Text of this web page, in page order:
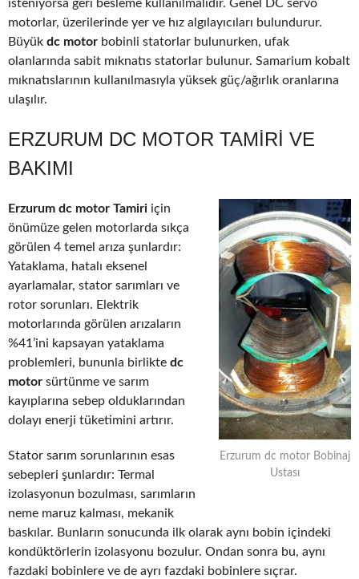
isteniyorsa geri besleme kullanılmalıdır. Genel DC servo
motorlar, üzerilerinde yer ve hız algılayıcıları bulundurur.
Büyük dc motor bobinli statorlar bulunurken, ufak
olanlarında sabit mıknatıs statorlar bulunur. Samarium kobalt
mıknatıslarının kullanılmasıyla yüksek güç/ağırlık oranlarına
ulaşılır.
ERZURUM DC MOTOR TAMIRI VE
BAKIMI
Erzurum dc motor Bobinaj
Ustası
Erzurum dc motor Tamiri için
önümüze gelen motorlarda sıkça
görülen 4 temel arıza şunlardır:
Yataklama, hatalı eksenel
ayarlamalar, stator sarımları ve
rotor sorunları. Elektrik
motorlarında görülen arızaların
%41’ini kapsayan yataklama
problemleri, bununla birlikte dc
motor sürtünme ve sarım
kayıplarına sebep olduklarından
dolayı enerji tüketimini artırır.
Stator sarım sorunlarının esas
sebepleri şunlardır: Termal
izolasyonun bozulması, sarımların
neme maruz kalması, mekanik
baskılar. Bunların sonucunda ilk olarak aynı bobin içindeki
kondüktörlerin izolasyonu bozulur. Ondan sonra bu, aynı
fazdaki bobinlere ve de ayrı fazdaki bobinlere sıçrar.